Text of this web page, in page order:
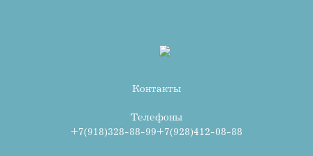
Контакты
Телефоны
+7(918)328-88-99+7(928)412-08-88